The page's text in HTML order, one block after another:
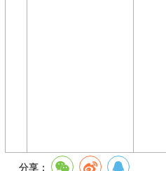
分享：